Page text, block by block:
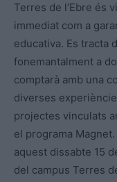
Terres de l’Ebre és
immediat com a
educativa. Es tracta
fonemantalment a
comptarà amb una
diverses
projectes vinculats
el programa
aquest dissabte 15
del campus Terres